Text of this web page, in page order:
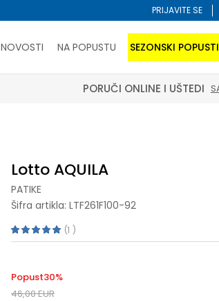
PRIJAVITE SE
NOVOSTI NA POPUSTU SEZONSKI POPUSTI
Lotto AQUILA
PATIKE
Šifra artikla: LTF261F100-92
1
Popust30%
46,00EUR